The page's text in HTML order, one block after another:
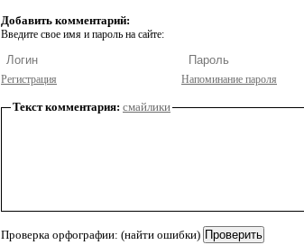
Добавить комментарий:
Введите свое имя и пароль на сайте:
Регистрация Напоминание пароля
Текст комментария: смайлики
Проверка орфографии: (найти ошибки)